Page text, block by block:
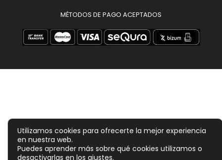
MÉTODOS DE PAGO ACEPTADOS
Utilizamos cookies para ofrecerte la mejor experiencia
en nuestra web.
Puedes aprender más sobre qué cookies utilizamos o
desactivarlas en los ajustes.